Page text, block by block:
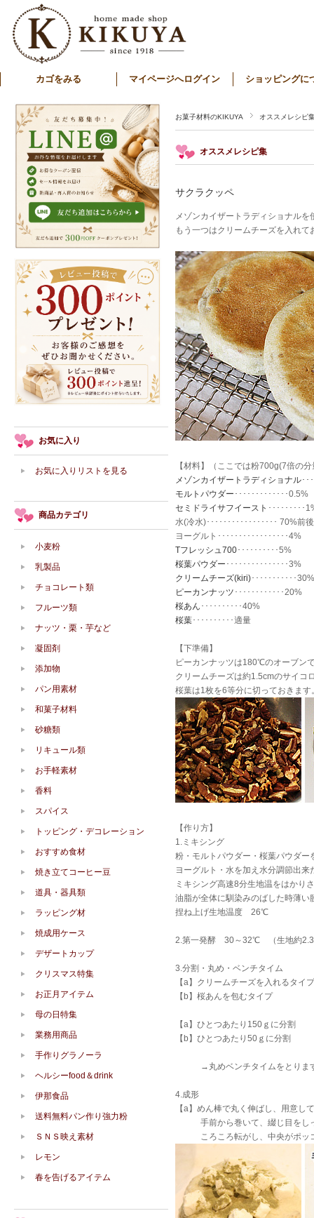
カゴをみる マイページへログイン ショッピングに
お菓子材料のKIKUYA オススメレシピ
オススメレシピ集
サクラクッペ
メゾンカイザートラディショナル
もう一つはクリームチーズを入れ
【材料】（ここでは粉700g(7倍の
メゾンカイザートラディショナル･･
モルトパウダー ･････････････0.5%
セミドライサフイースト ･････････
水(冷水)･････････････････ 70%前後
ヨーグルト･････････････････4%
Tフレッシュ700･･････････5%
桜葉パウダー ･･･････････････3%
クリームチーズ(kiri)･･･････････30%
ピーカンナッツ ････････････20%
桜あん ･･････････40%
桜葉･･････････適量
【下準備】
ピーカンナッツは180℃のオーブン
クリームチーズは約1.5cmのサイコ
桜葉は1枚を6等分に切っておきます
【作り方】
1.ミキシング
粉・モルトパウダー・桜葉パウダ
ヨーグルト・水を加え水分調節出
ミキシング高速8分生地温をはかり
油脂が全体に馴染みのばした時薄い
捏ね上げ生地温度 26℃
2.第一発酵 30～32℃ （生地約2.3
3.分割・丸め・ベンチタイム
【a】クリームチーズを入れるタイプ
【b】桜あんを包むタイプ
【a】ひとつあたり150ｇに分割
【b】ひとつあたり50ｇに分割
→丸めベンチタイムをとりま
4.成形
【a】めん棒で丸く伸ばし、用意し
手前から巻いて、綴じ目をしっ
ころころ転がし、中央がポッコ
お気に入り
お気に入りリストを見る
商品カテゴリ
小麦粉
乳製品
チョコレート類
フルーツ類
ナッツ・栗・芋など
凝固剤
添加物
パン用素材
和菓子材料
砂糖類
リキュール類
お手軽素材
香料
スパイス
トッピング・デコレーション
おすすめ食材
焼き立てコーヒー豆
道具・器具類
ラッピング材
焼成用ケース
デザートカップ
クリスマス特集
お正月アイテム
母の日特集
業務用商品
手作りグラノーラ
ヘルシーfood＆drink
伊那食品
送料無料パン作り強力粉
ＳＮＳ映え素材
レモン
春を告げるアイテム